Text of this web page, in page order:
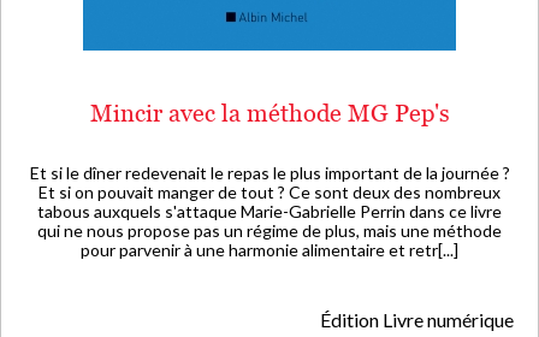
Mincir avec la méthode MG Pep's
Et si le dîner redevenait le repas le plus important de la journée ?
Et si on pouvait manger de tout ? Ce sont deux des nombreux
tabous auxquels s'attaque Marie-Gabrielle Perrin dans ce livre
qui ne nous propose pas un régime de plus, mais une méthode
pour parvenir à une harmonie alimentaire et retr[...]
Édition Livre numérique